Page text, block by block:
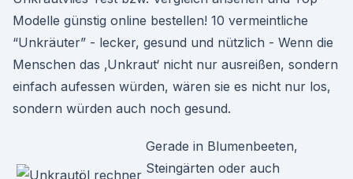
Modelle günstig online bestellen! 10 vermeintliche
“Unkräuter” - lecker, gesund und nützlich - Wenn die
Menschen das ‚Unkraut‘ nicht nur ausreißen, sondern
einfach aufessen würden, wären sie es nicht nur los,
sondern würden auch noch gesund.
Gerade in Blumenbeeten,
Steingärten oder auch